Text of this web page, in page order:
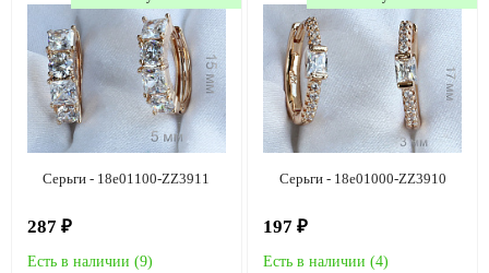
Серьги - 18e01100-ZZ3911
287 ₽
Есть в наличии (9)
Серьги - 18e01000-ZZ3910
197 ₽
Есть в наличии (4)